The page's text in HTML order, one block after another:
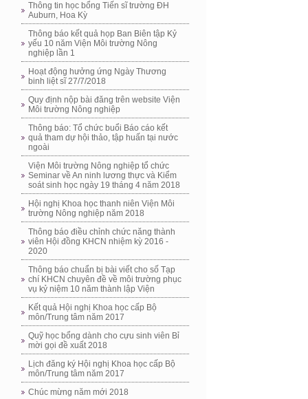
Thông tin học bổng Tiến sĩ trường ĐH
Auburn, Hoa Kỳ
Thông báo kết quả họp Ban Biên tập Kỷ
yếu 10 năm Viện Môi trường Nông
nghiệp lần 1
Hoạt động hưởng ứng Ngày Thương
binh liệt sĩ 27/7/2018
Quy định nộp bài đăng trên website Viện
Môi trường Nông nghiệp
Thông báo: Tổ chức buổi Báo cáo kết
quả tham dự hội thảo, tập huấn tại nước
ngoài
Viện Môi trường Nông nghiệp tổ chức
Seminar về An ninh lương thực và Kiểm
soát sinh học ngày 19 tháng 4 năm 2018
Hội nghị Khoa học thanh niên Viện Môi
trường Nông nghiệp năm 2018
Thông báo điều chỉnh chức năng thành
viên Hội đồng KHCN nhiệm kỳ 2016 -
2020
Thông báo chuẩn bị bài viết cho số Tạp
chí KHCN chuyên đề về môi trường phục
vụ kỷ niệm 10 năm thành lập Viện
Kết quả Hội nghị Khoa học cấp Bộ
môn/Trung tâm năm 2017
Quỹ học bổng dành cho cựu sinh viên Bỉ
mời gọi đề xuất 2018
Lịch đăng ký Hội nghị Khoa học cấp Bộ
môn/Trung tâm năm 2017
Chúc mừng năm mới 2018